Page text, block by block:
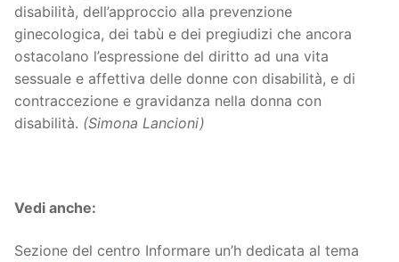
disabilità, dell’approccio alla prevenzione
ginecologica, dei tabù e dei pregiudizi che ancora
ostacolano l’espressione del diritto ad una vita
sessuale e affettiva delle donne con disabilità, e di
contraccezione e gravidanza nella donna con
disabilità. (Simona Lancioni)
Vedi anche:
Sezione del centro Informare un’h dedicata al tema